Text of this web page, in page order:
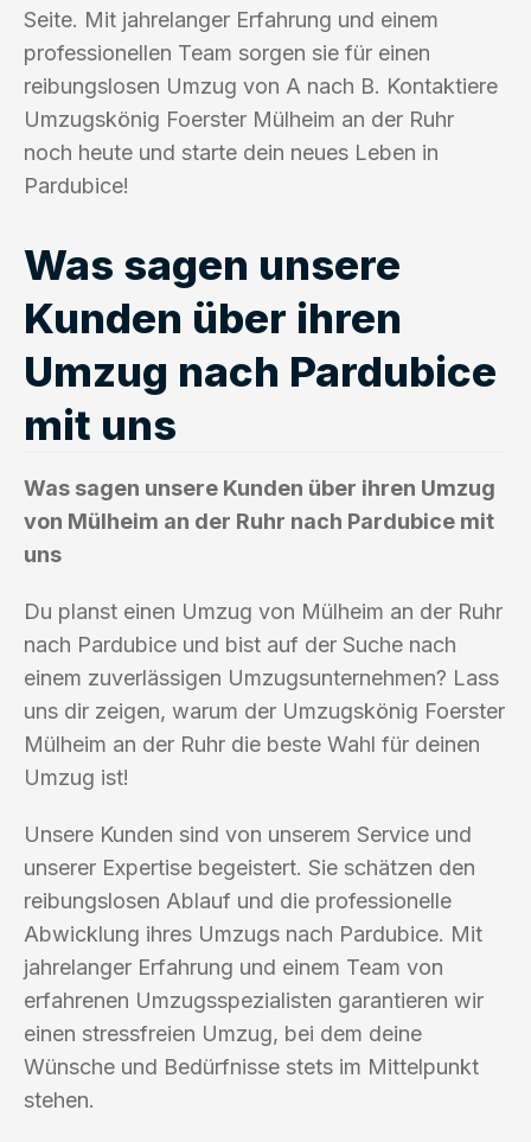
Seite. Mit jahrelanger Erfahrung und einem
professionellen Team sorgen sie für einen
reibungslosen Umzug von A nach B. Kontaktiere
Umzugskönig Foerster Mülheim an der Ruhr
noch heute und starte dein neues Leben in
Pardubice!
Was sagen unsere
Kunden über ihren
Umzug nach Pardubice
mit uns
Was sagen unsere Kunden über ihren Umzug
von Mülheim an der Ruhr nach Pardubice mit
uns
Du planst einen Umzug von Mülheim an der Ruhr
nach Pardubice und bist auf der Suche nach
einem zuverlässigen Umzugsunternehmen? Lass
uns dir zeigen, warum der Umzugskönig Foerster
Mülheim an der Ruhr die beste Wahl für deinen
Umzug ist!
Unsere Kunden sind von unserem Service und
unserer Expertise begeistert. Sie schätzen den
reibungslosen Ablauf und die professionelle
Abwicklung ihres Umzugs nach Pardubice. Mit
jahrelanger Erfahrung und einem Team von
erfahrenen Umzugsspezialisten garantieren wir
einen stressfreien Umzug, bei dem deine
Wünsche und Bedürfnisse stets im Mittelpunkt
stehen.